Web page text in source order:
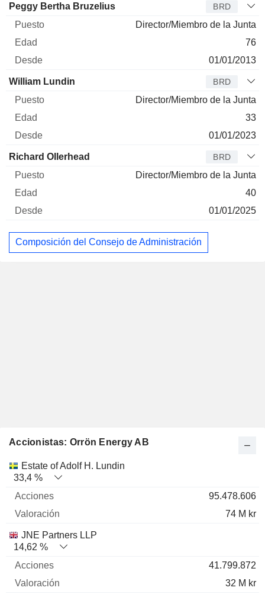
Peggy Bertha Bruzelius BRD
Director/Miembro de la Junta
76
01/01/2013
William Lundin BRD
Director/Miembro de la Junta
33
01/01/2023
Richard Ollerhead BRD
Director/Miembro de la Junta
40
01/01/2025
Composición del Consejo de Administración
Accionistas: Orrön Energy AB
Nombre Acciones % Valoración
Estate of Adolf H. Lundin
33,4 %
95.478.606
74 M kr
JNE Partners LLP
14,62 %
41.799.872
32 M kr